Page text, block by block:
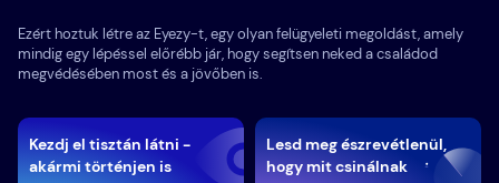
Ezért hoztuk létre az Eyezy-t, egy olyan felügyeleti megoldást, amely
mindig egy lépéssel előrébb jár, hogy segítsen neked a családod
megvédésében most és a jövőben is.
Kezdj el tisztán látni -
akármi történjen is
Lesd meg észrevétlenül,
hogy mit csinálnak